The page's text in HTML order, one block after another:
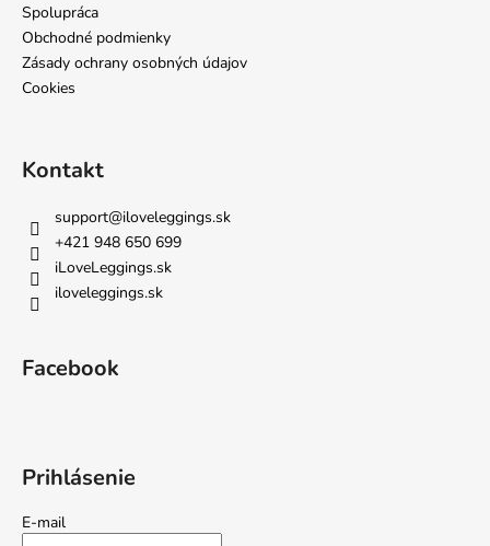
Spolupráca
Obchodné podmienky
Zásady ochrany osobných údajov
Cookies
Kontakt
support@iloveleggings.sk
+421 948 650 699
iLoveLeggings.sk
iloveleggings.sk
Facebook
Prihlásenie
E-mail